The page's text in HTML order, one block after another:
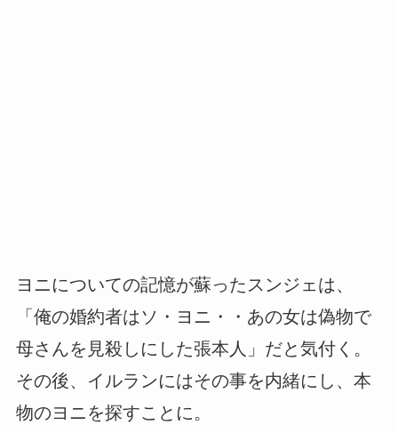
ヨニについての記憶が蘇ったスンジェは、
「俺の婚約者はソ・ヨニ・・あの女は偽物で
母さんを見殺しにした張本人」だと気付く。
その後、イルランにはその事を内緒にし、本
物のヨニを探すことに。